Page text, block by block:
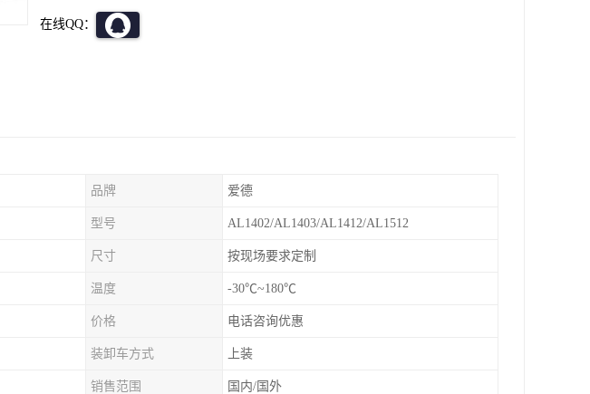
在线QQ：
品牌 爱德
型号 AL1402/AL1403/AL1412/AL1512
尺寸 按现场要求定制
温度 -30℃~180℃
价格 电话咨询优惠
装卸车方式 上装
销售范围 国内/国外